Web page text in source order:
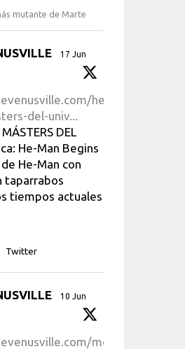
mutante de Marte
17 Jun
he-
del-univ...
DEL
He-Man Begins
He-Man con
taparrabos
tiempos actuales
Twitter
10 Jun
mortal-